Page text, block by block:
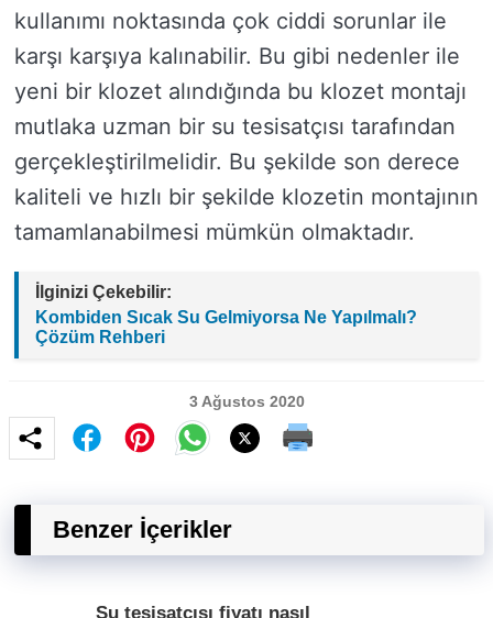
kullanımı noktasında çok ciddi sorunlar ile
karşı karşıya kalınabilir. Bu gibi nedenler ile
yeni bir klozet alındığında bu klozet montajı
mutlaka uzman bir su tesisatçısı tarafından
gerçekleştirilmelidir. Bu şekilde son derece
kaliteli ve hızlı bir şekilde klozetin montajının
tamamlanabilmesi mümkün olmaktadır.
İlginizi Çekebilir:
Kombiden Sıcak Su Gelmiyorsa Ne Yapılmalı?
Çözüm Rehberi
3 Ağustos 2020
Benzer İçerikler
Su tesisatçısı fiyatı nasıl